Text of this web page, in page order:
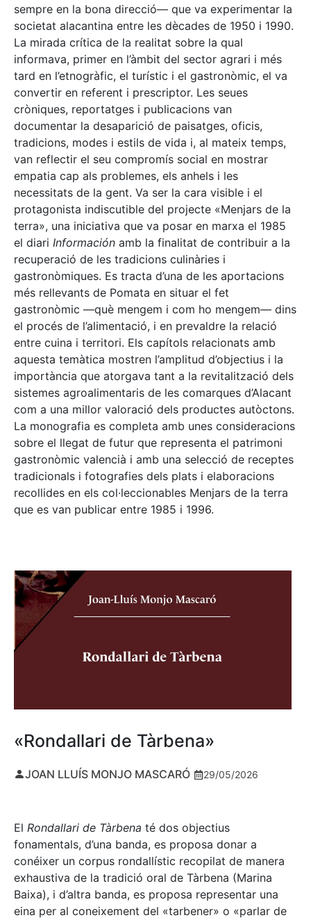
sempre en la bona direcció— que va experimentar la
societat alacantina entre les dècades de 1950 i 1990.
La mirada crítica de la realitat sobre la qual
informava, primer en l’àmbit del sector agrari i més
tard en l’etnogràfic, el turístic i el gastronòmic, el va
convertir en referent i prescriptor. Les seues
cròniques, reportatges i publicacions van
documentar la desaparició de paisatges, oficis,
tradicions, modes i estils de vida i, al mateix temps,
van reflectir el seu compromís social en mostrar
empatia cap als problemes, els anhels i les
necessitats de la gent. Va ser la cara visible i el
protagonista indiscutible del projecte «Menjars de la
terra», una iniciativa que va posar en marxa el 1985
el diari Información amb la finalitat de contribuir a la
recuperació de les tradicions culinàries i
gastronòmiques. Es tracta d’una de les aportacions
més rellevants de Pomata en situar el fet
gastronòmic —què mengem i com ho mengem— dins
el procés de l’alimentació, i en prevaldre la relació
entre cuina i territori. Els capítols relacionats amb
aquesta temàtica mostren l’amplitud d’objectius i la
importància que atorgava tant a la revitalització dels
sistemes agroalimentaris de les comarques d’Alacant
com a una millor valoració dels productes autòctons.
La monografia es completa amb unes consideracions
sobre el llegat de futur que representa el patrimoni
gastronòmic valencià i amb una selecció de receptes
tradicionals i fotografies dels plats i elaboracions
recollides en els col·leccionables Menjars de la terra
que es van publicar entre 1985 i 1996.
«Rondallari de Tàrbena»
JOAN LLUÍS MONJO MASCARÓ 29/05/2026
El Rondallari de Tàrbena té dos objectius
fonamentals, d’una banda, es proposa donar a
conéixer un corpus rondallístic recopilat de manera
exhaustiva de la tradició oral de Tàrbena (Marina
Baixa), i d’altra banda, es proposa representar una
eina per al coneixement del «tarbener» o «parlar de